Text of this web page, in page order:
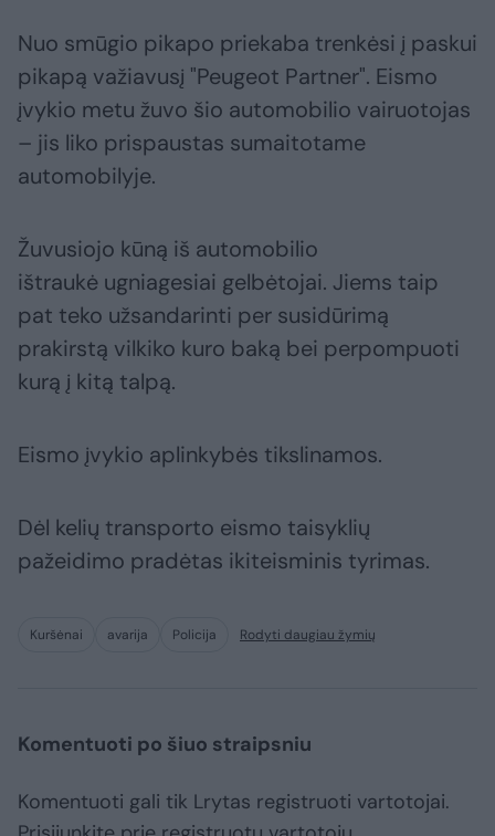
Nuo smūgio pikapo priekaba trenkėsi į paskui
pikapą važiavusį "Peugeot Partner". Eismo
įvykio metu žuvo šio automobilio vairuotojas
– jis liko prispaustas sumaitotame
automobilyje.
Žuvusiojo kūną iš automobilio
ištraukė ugniagesiai gelbėtojai. Jiems taip
pat teko užsandarinti per susidūrimą
prakirstą vilkiko kuro baką bei perpompuoti
kurą į kitą talpą.
Eismo įvykio aplinkybės tikslinamos.
Dėl kelių transporto eismo taisyklių
pažeidimo pradėtas ikiteisminis tyrimas.
Kuršėnai avarija Policija Rodyti daugiau žymių
Komentuoti po šiuo straipsniu
Komentuoti gali tik Lrytas registruoti vartotojai.